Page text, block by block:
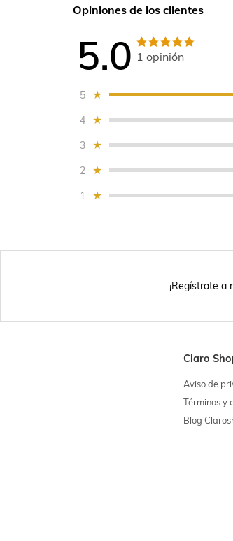
Opiniones de los clientes
5.0 1 opinión
5
4
3
2
1
¡Regístrate a
Claro
Aviso de
Términos y
Blog